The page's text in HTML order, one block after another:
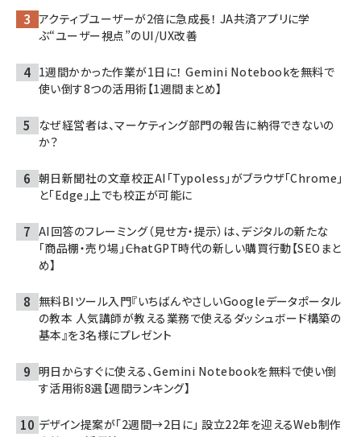
アクティブユーザーが2倍に急成長！ JA共済アプリに学
ぶ“ユーザー視点”のUI/UX改善
1週間かかった作業が1日に！ Gemini Notebookを無料で
使い倒す8つの活用術【1週間まとめ】
なぜ経営者は、マーケティング部門の報告に納得できないの
か？
朝日新聞社の文章校正AI「Typoless」がブラウザ「Chrome」
と「Edge」上でも校正が可能に
AI回答のフレーミング（見せ方・提示）は、デジタルの新たな
「商品棚・売り場」――ChatGPT時代の新しい購買行動【SEOまと
め】
無料BIツール入門『いちばんやさしいGoogleデータポータル
の教本 人気講師が教える業務で使えるダッシュボード構築の
基本』を3名様にプレゼント
明日からすぐに使える、Gemini Notebookを無料で使い倒
す活用術8選【週間ランキング】
デザイン提案が「2週間→2日に」 設立22年を迎えるWeb制作